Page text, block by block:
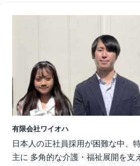
有限会社ワイオハ
日本人の正社員採用が困難な中、
主に 多角的な介護・福祉展開を支